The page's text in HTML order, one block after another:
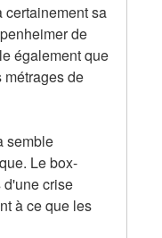
certainement sa
de
également que
métrages de
semble
Le box-
d'une crise
à ce que les